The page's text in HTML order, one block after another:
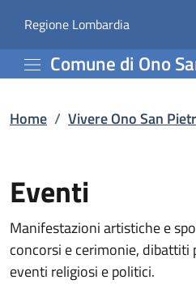
Eventi |
Regione Lombardia(apre in
Comune di Ono
Home / Vivere Ono San
Eventi
Manifestazioni artistiche e
concorsi e cerimonie, dibattiti
eventi religiosi e politici.